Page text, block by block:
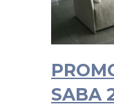
SABA